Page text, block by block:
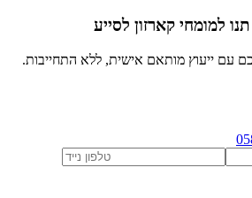
למומחי קארזון לסייע
עם ייעוץ מותאם אישית, ללא התחייבות.